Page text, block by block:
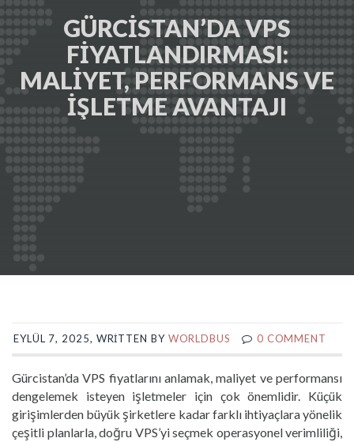
GÜRCISTAN’DA VPS
FIYATLANDIRMASI:
MALIYET, PERFORMANS VE
İŞLETME AVANTAJI
EYLÜL 7, 2025, WRITTEN BY WORLDBUS 0 COMMENT
Gürcistan’da VPS fiyatlarını anlamak, maliyet ve performansı
dengelemek isteyen işletmeler için çok önemlidir. Küçük
girişimlerden büyük şirketlere kadar farklı ihtiyaçlara yönelik
çeşitli planlarla, doğru VPS’yi seçmek operasyonel verimliliği,